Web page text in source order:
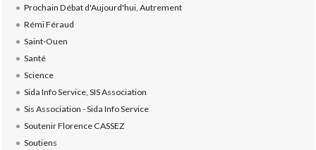
Prochain Débat d'Aujourd'hui, Autrement
Rémi Féraud
Saint-Ouen
Santé
Science
Sida Info Service, SIS Association
Sis Association - Sida Info Service
Soutenir Florence CASSEZ
Soutiens